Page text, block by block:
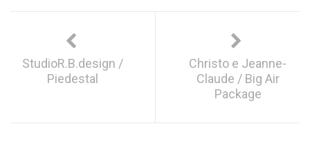
StudioR.B.design /
Piedestal
Christo e Jeanne-
Claude / Big Air
Package